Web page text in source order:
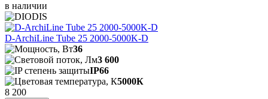
в наличии
D-ArchiLine Tube 25 2000-5000K-D
36
3 600
IP66
5000К
8 200